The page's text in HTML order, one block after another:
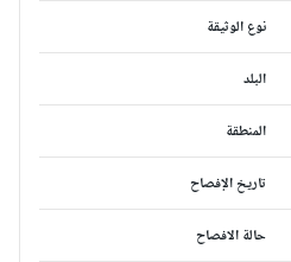
نوع الوثيقة
البلد
المنطقة
تاريخ الإفصاح
حالة الافصاح